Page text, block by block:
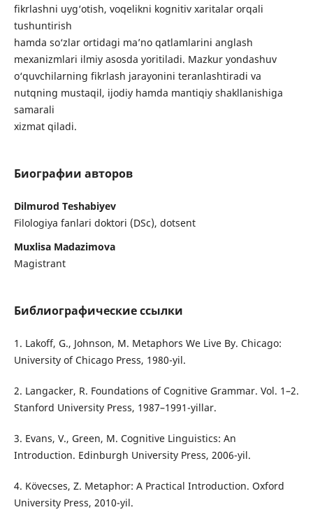
fikrlashni uyg‘otish, voqelikni kognitiv xaritalar orqali
tushuntirish
hamda so‘zlar ortidagi ma’no qatlamlarini anglash
mexanizmlari ilmiy asosda yoritiladi. Mazkur yondashuv
o‘quvchilarning fikrlash jarayonini teranlashtiradi va
nutqning mustaqil, ijodiy hamda mantiqiy shakllanishiga
samarali
xizmat qiladi.
Биографии авторов
Dilmurod Teshabiyev
Filologiya fanlari doktori (DSc), dotsent
Muxlisa Madazimova
Magistrant
Библиографические ссылки
1. Lakoff, G., Johnson, M. Metaphors We Live By. Chicago:
University of Chicago Press, 1980-yil.
2. Langacker, R. Foundations of Cognitive Grammar. Vol. 1–2.
Stanford University Press, 1987–1991-yillar.
3. Evans, V., Green, M. Cognitive Linguistics: An
Introduction. Edinburgh University Press, 2006-yil.
4. Kövecses, Z. Metaphor: A Practical Introduction. Oxford
University Press, 2010-yil.